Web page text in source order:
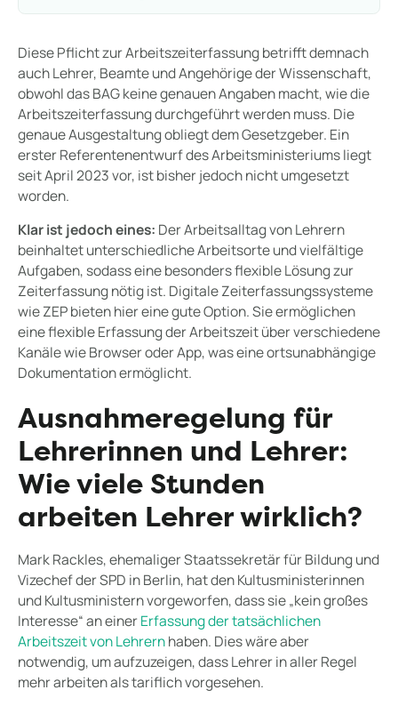
Diese Pflicht zur Arbeitszeiterfassung betrifft demnach
auch Lehrer, Beamte und Angehörige der Wissenschaft,
obwohl das BAG keine genauen Angaben macht, wie die
Arbeitszeiterfassung durchgeführt werden muss. Die
genaue Ausgestaltung obliegt dem Gesetzgeber. Ein
erster Referentenentwurf des Arbeitsministeriums liegt
seit April 2023 vor, ist bisher jedoch nicht umgesetzt
worden.
Klar ist jedoch eines: Der Arbeitsalltag von Lehrern
beinhaltet unterschiedliche Arbeitsorte und vielfältige
Aufgaben, sodass eine besonders flexible Lösung zur
Zeiterfassung nötig ist. Digitale Zeiterfassungssysteme
wie ZEP bieten hier eine gute Option. Sie ermöglichen
eine flexible Erfassung der Arbeitszeit über verschiedene
Kanäle wie Browser oder App, was eine ortsunabhängige
Dokumentation ermöglicht.
Ausnahmeregelung für
Lehrerinnen und Lehrer:
Wie viele Stunden
arbeiten Lehrer wirklich?
Mark Rackles, ehemaliger Staatssekretär für Bildung und
Vizechef der SPD in Berlin, hat den Kultusministerinnen
und Kultusministern vorgeworfen, dass sie „kein großes
Interesse“ an einerErfassung der tatsächlichen
Arbeitszeit von Lehrernhaben. Dies wäre aber
notwendig, um aufzuzeigen, dass Lehrer in aller Regel
mehr arbeiten als tariflich vorgesehen.